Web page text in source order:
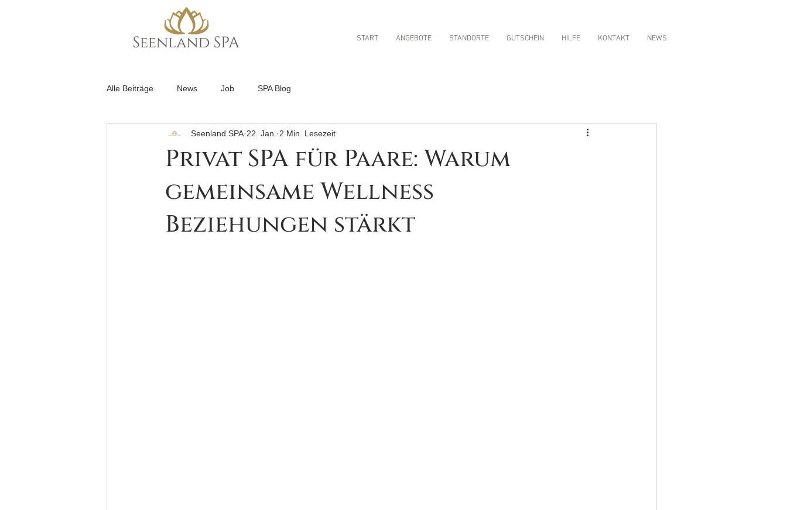
START ANGEBOTE STANDORTE GUTSCHEIN HILFE KONTAKT NEWS
Alle Beiträge News Job SPA Blog
Privat SPA für Paare: Warum
gemeinsame Wellness
Beziehungen stärkt
Seenland SPA 22. Jan. 2 Min. Lesezeit